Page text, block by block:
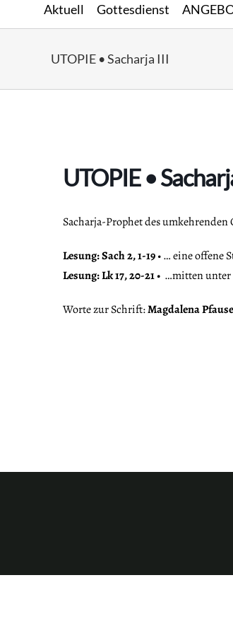
Inhalt
Aktuell Gottesdienst
UTOPIE • Sacharja III
UTOPIE •
Sacharja-Prophet des umkehrenden
Lesung: Sach 2, 1-19• … eine offene
Lesung: Lk 17, 20-21 • …mitten
Worte zur Schrift:Magdalena